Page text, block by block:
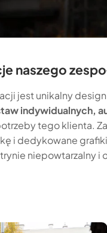
naszego
jest unikalny
indywidualnych,
tego klienta.
i dedykowane
niepowtarzalny i